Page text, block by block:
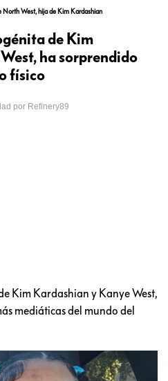
North West, hija de Kim Kardashian
de Kim
ha sorprendido
físico
por Refinery89
Kim Kardashian y Kanye West,
mediáticas del mundo del